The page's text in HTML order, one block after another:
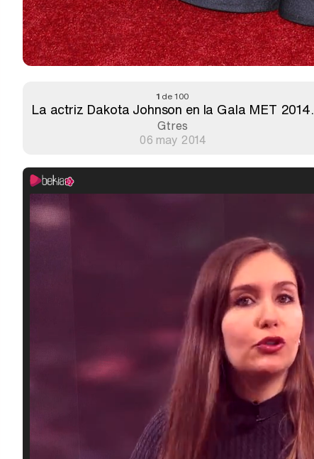
1 de 100
La actriz Dakota Johnson en la Gala MET 2014.
Gtres
06 may 2014